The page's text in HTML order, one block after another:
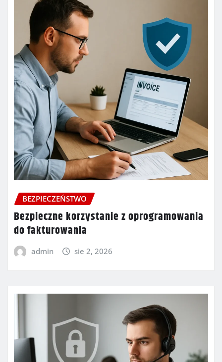
BEZPIECZEŃSTWO
Bezpieczne korzystanie z oprogramowania
do fakturowania
admin sie 2, 2026